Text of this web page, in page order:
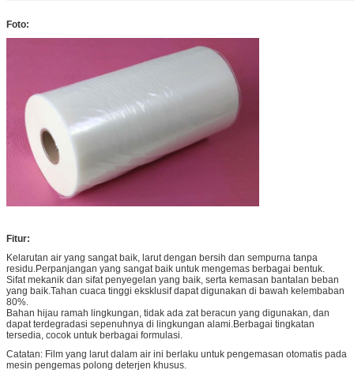
Foto:
Fitur:
Kelarutan air yang sangat baik, larut dengan bersih dan sempurna tanpa
residu.Perpanjangan yang sangat baik untuk mengemas berbagai bentuk.
Sifat mekanik dan sifat penyegelan yang baik, serta kemasan bantalan beban
yang baik.Tahan cuaca tinggi eksklusif dapat digunakan di bawah kelembaban
80%.
Bahan hijau ramah lingkungan, tidak ada zat beracun yang digunakan, dan
dapat terdegradasi sepenuhnya di lingkungan alami.Berbagai tingkatan
tersedia, cocok untuk berbagai formulasi.
Catatan: Film yang larut dalam air ini berlaku untuk pengemasan otomatis pada
mesin pengemas polong deterjen khusus.